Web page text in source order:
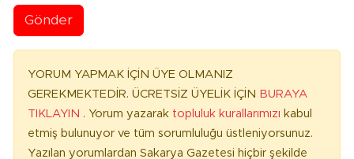
Gönder
YORUM YAPMAK İÇİN ÜYE OLMANIZ
GEREKMEKTEDİR. ÜCRETSİZ ÜYELİK İÇİN BURAYA
TIKLAYIN . Yorum yazarak topluluk kurallarımızı kabul
etmiş bulunuyor ve tüm sorumluluğu üstleniyorsunuz.
Yazılan yorumlardan Sakarya Gazetesi hiçbir şekilde